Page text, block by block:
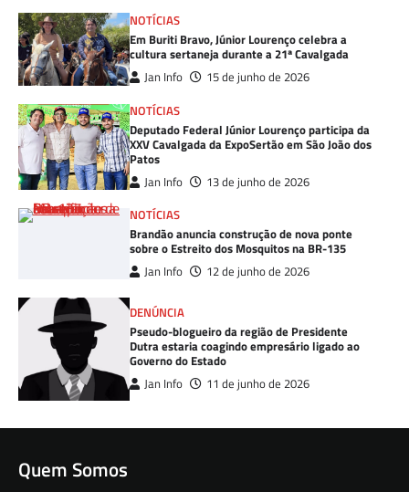
NOTÍCIAS
Em Buriti Bravo, Júnior Lourenço celebra a
cultura sertaneja durante a 21ª Cavalgada
Jan Info
15 de junho de 2026
NOTÍCIAS
Deputado Federal Júnior Lourenço participa da
XXV Cavalgada da ExpoSertão em São João dos
Patos
Jan Info
13 de junho de 2026
NOTÍCIAS
Brandão anuncia construção de nova ponte
sobre o Estreito dos Mosquitos na BR-135
Jan Info 12 de junho de 2026
DENÚNCIA
Pseudo-blogueiro da região de Presidente
Dutra estaria coagindo empresário ligado ao
Governo do Estado
Jan Info 11 de junho de 2026
Quem Somos